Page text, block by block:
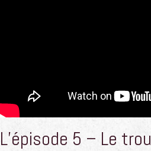
L’épisode 5 – Le trou